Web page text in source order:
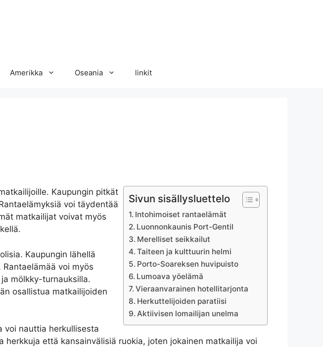
Amerikka Oseania linkit
Sivun sisällysluettelo
Intohimoiset rantaelämät
Luonnonkaunis Port-Gentil
Merelliset seikkailut
Taiteen ja kulttuurin helmi
Porto-Soareksen huvipuisto
Lumoava yöelämä
Vieraanvarainen hotellitarjonta
Herkuttelijoiden paratiisi
Aktiivisen lomailijan unelma
Kaupungin pitkät
voi täydentää
matkailijat voivat myös
Kaupungin lähellä
voi myös
mölkky-turnauksilla.
osallistua matkailijoiden
voi nauttia herkullisesta
että kansainvälisiä ruokia, joten jokainen matkailija voi